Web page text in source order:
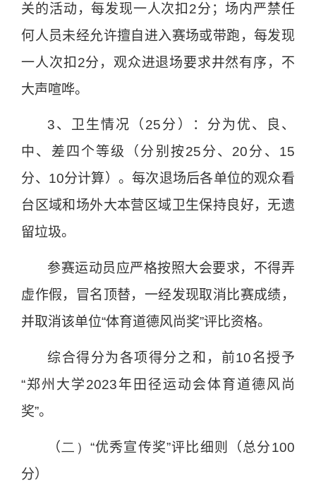
关的活动，每发现一人次扣 2分；场内严禁任
何人员未经允许擅自进入赛场或带跑，每发现
一人次扣 2分，观众进退场要求井然有序，不
大声喧哗。
3、卫生情况（25分）：分为优、良、
中、差四个等级（分别按25分、 20分、 15
分、 10分计算）。每次退场后各单位的观众看
台区域和场外大本营区域卫生保持良好，无遗
留垃圾。
参赛运动员应严格按照大会要求，不得弄
虚作假，冒名顶替，一经发现取消比赛成绩，
并取消该单位“体育道德风尚奖”评比资格。
综合得分为各项得分之和，前10名授予
“郑州大学2023年田径运动会体育道德风尚
奖”。
（二） “优秀宣传奖”评比细则（总分100
分）